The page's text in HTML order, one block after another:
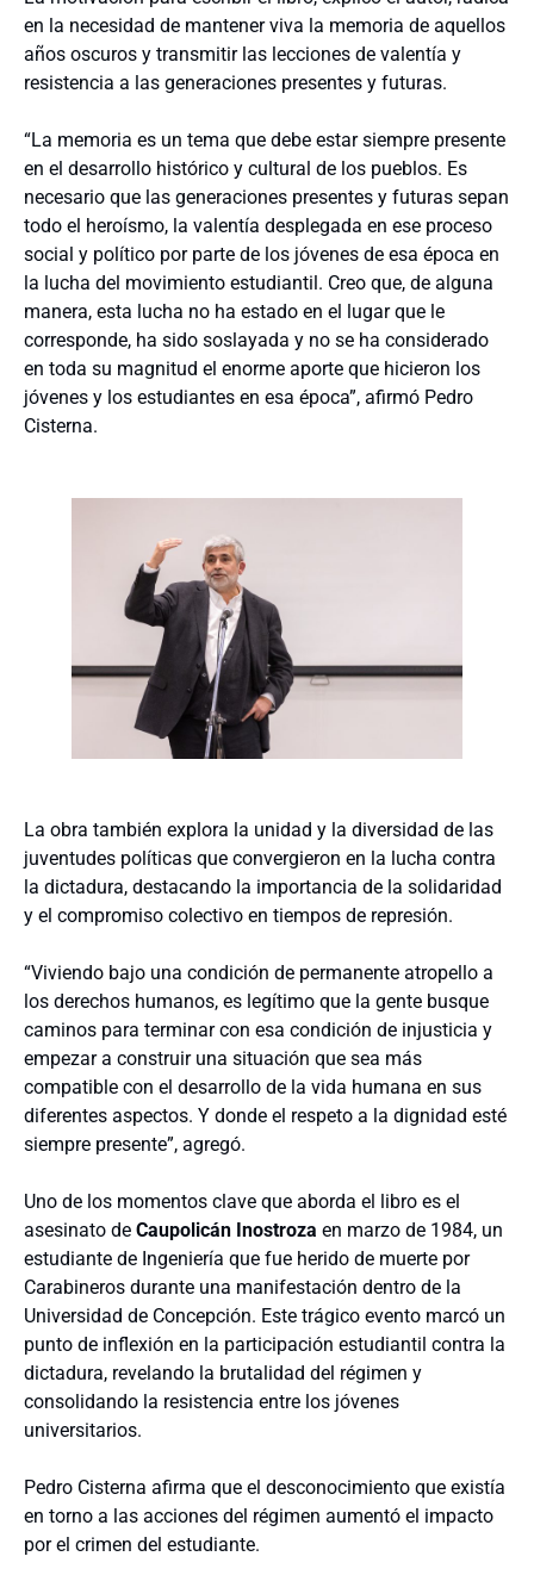
en la necesidad de mantener viva la memoria de aquellos
años oscuros y transmitir las lecciones de valentía y
resistencia a las generaciones presentes y futuras.
“La memoria es un tema que debe estar siempre presente
en el desarrollo histórico y cultural de los pueblos. Es
necesario que las generaciones presentes y futuras sepan
todo el heroísmo, la valentía desplegada en ese proceso
social y político por parte de los jóvenes de esa época en
la lucha del movimiento estudiantil. Creo que, de alguna
manera, esta lucha no ha estado en el lugar que le
corresponde, ha sido soslayada y no se ha considerado
en toda su magnitud el enorme aporte que hicieron los
jóvenes y los estudiantes en esa época”, afirmó Pedro
Cisterna.
La obra también explora la unidad y la diversidad de las
juventudes políticas que convergieron en la lucha contra
la dictadura, destacando la importancia de la solidaridad
y el compromiso colectivo en tiempos de represión.
“Viviendo bajo una condición de permanente atropello a
los derechos humanos, es legítimo que la gente busque
caminos para terminar con esa condición de injusticia y
empezar a construir una situación que sea más
compatible con el desarrollo de la vida humana en sus
diferentes aspectos. Y donde el respeto a la dignidad esté
siempre presente”, agregó.
Uno de los momentos clave que aborda el libro es el
asesinato de Caupolicán Inostroza en marzo de 1984, un
estudiante de Ingeniería que fue herido de muerte por
Carabineros durante una manifestación dentro de la
Universidad de Concepción. Este trágico evento marcó un
punto de inflexión en la participación estudiantil contra la
dictadura, revelando la brutalidad del régimen y
consolidando la resistencia entre los jóvenes
universitarios.
Pedro Cisterna afirma que el desconocimiento que existía
en torno a las acciones del régimen aumentó el impacto
por el crimen del estudiante.